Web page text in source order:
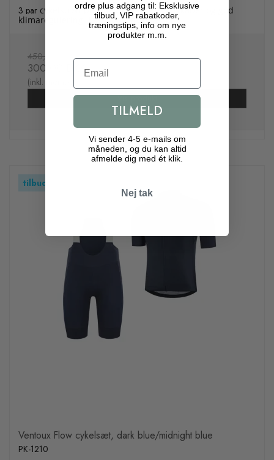
3 par cykelstrømper med kølende egenskaber og god
klimaregulering. Ekstra høj skaftlængde
450,00 DKK
300,00 DKK
(inkl. moms)
Vis produkt
tilbud
Ventoux Flow cykelsæt, dark blue/midnight blue
PK-1210
ordre plus adgang til: Eksklusive
tilbud, VIP rabatkoder,
træningstips, info om nye
produkter m.m.
Email
TILMELD
Vi sender 4-5 e-mails om
måneden, og du kan altid
afmelde dig med ét klik.
Nej tak